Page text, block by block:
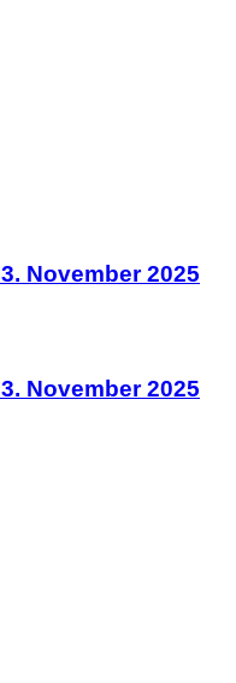
November 2025
November 2025